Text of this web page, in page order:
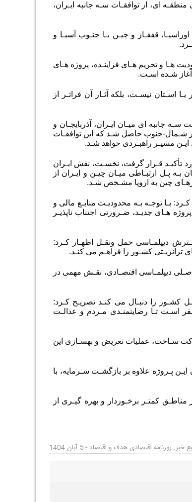
ای، از توافقـات سـه جانبه ایـران،
قفقـاز و چیـن بـا جنـوب آسیـا و
هـا و تحریم هـای فزاینـده، پروژه هـای
شـده اسـت.
اسـتان نیسـت، بلکه آثـار آن فراتـر از
جانبه ای میـان ایـران، آذربایجـان و
شـمال-جنوب حاصل شـد که این توافقـات
مسیـر راهبـردی خواهد شـد.
تأکیـد قـرار گرفت، نخسـت، نقش ایـران
بـه پـل ارتبـاطی میـان چیـن و ایـران از
چین به اروپا مشـخص شـد.
بـا توجـه بـه محدودیـت منابـع مالی و
هـای جدیـد، ضـرورتی اجتناب ناپذیـر
دیپلمـاسی حمل ونقـل اظهـار کـرد:
ترانزیـتی کشـور را فراهـم می کنـد.
دیپلمـاسی اقتصـادی، نقـش مهمی در
کشـور را دنبـال می کنـد تصریـح کـرد:
اسـت تـا رضایتمنـدی مـردم و عدالـت
سـاخت، عملیات تعریض و بهسـازی این
پـروژه علاوه بر بازگشـت سـرمایه، با
کمتـر برخـوردار و بهره گیـری از
خبر: روزنامه اقتصادی هدف و اقتصاد - 5 آبان 1404